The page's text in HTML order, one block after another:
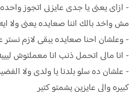
- ازاى يعنى يا جدى عايزنى اتجوز
مش واخد بالك اننا صعايده يعنى ولا ايه
- وعلشان احنا صعايده يبقى لازم نستر
- انا مالى اتحمل ذنب انا معملتوش
- علشان ده سلو بلدنا يا ولدى ولا
كبيره والى عايزين يشمتو كتير